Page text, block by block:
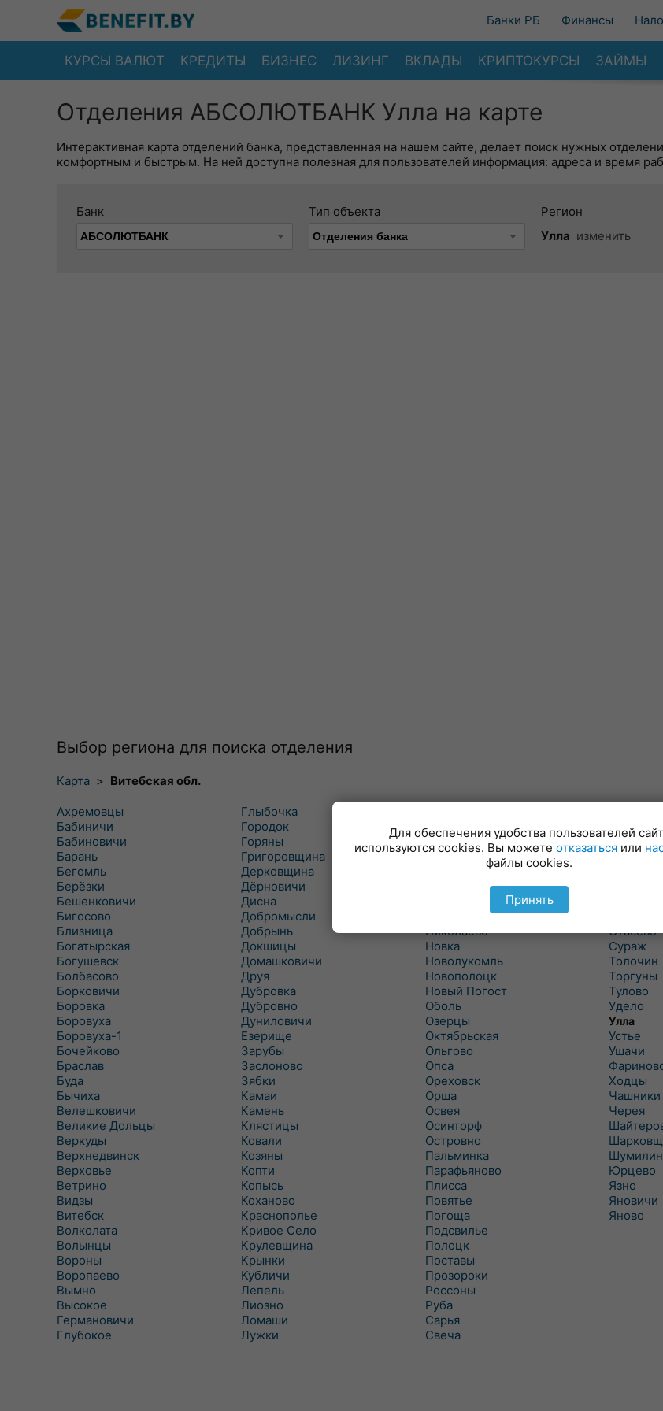
Банки РБ Финансы
КУРСЫ ВАЛЮТ КРЕДИТЫ БИЗНЕС ЛИЗИНГ ВКЛАДЫ КРИПТОКУРСЫ ЗАЙМЫ
Отделения АБСОЛЮТБАНК Улла на карте
Интерактивная карта отделений банка, представленная на нашем сайте, делает поиск нужных
комфортным и быстрым. На ней доступна полезная для пользователей информация: адреса и время
Банк Тип объекта
Регион
Улла изменить
Выбор региона для поиска отделения
Карта > Витебская обл.
Ахремовцы
Бабиничи
Бабиновичи
Барань
Бегомль
Берёзки
Бешенковичи
Бигосово
Близница
Богатырская
Богушевск
Болбасово
Борковичи
Боровка
Боровуха
Боровуха-1
Бочейково
Браслав
Буда
Бычиха
Велешковичи
Великие Дольцы
Веркуды
Верхнедвинск
Верховье
Ветрино
Видзы
Витебск
Волколата
Волынцы
Вороны
Воропаево
Вымно
Высокое
Германовичи
Глубокое
Глыбочка
Городок
Горяны
Григоровщина
Дерковщина
Дёрновичи
Дисна
Добромысли
Добрынь
Докшицы
Домашковичи
Друя
Дубровка
Дубровно
Дуниловичи
Езерище
Зарубы
Заслоново
Зябки
Камаи
Камень
Клястицы
Ковали
Козяны
Копти
Копысь
Коханово
Краснополье
Кривое Село
Крулевщина
Крынки
Кубличи
Лепель
Лиозно
Ломаши
Лужки
Ляды
Межа
Межево
Мишневичи
Николаево
Новка
Новолукомль
Новополоцк
Новый Погост
Оболь
Озерцы
Октябрьская
Ольгово
Опса
Ореховск
Орша
Освея
Осинторф
Островно
Пальминка
Парафьяново
Плисса
Повятье
Погоща
Подсвилье
Полоцк
Поставы
Прозороки
Россоны
Руба
Сарья
Свеча
Сенно
Ситцы
Славени
Стасево
Сураж
Толочин
Торгуны
Тулово
Удело
Улла
Устье
Ушачи
Ходцы
Чашники
Черея
Юрцево
Язно
Яновичи
Яново
Для обеспечения удобства пользователей
используются cookies. Вы можете отказаться или
файлы cookies.
Принять